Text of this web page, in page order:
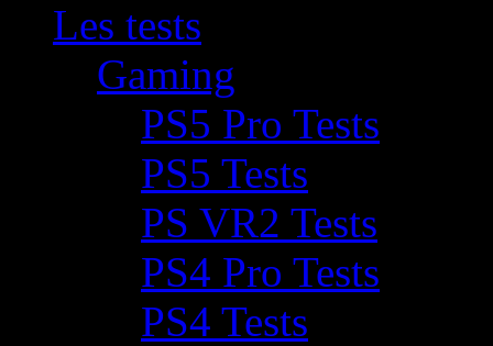
Les tests
Gaming
PS5 Pro Tests
PS5 Tests
PS VR2 Tests
PS4 Pro Tests
PS4 Tests